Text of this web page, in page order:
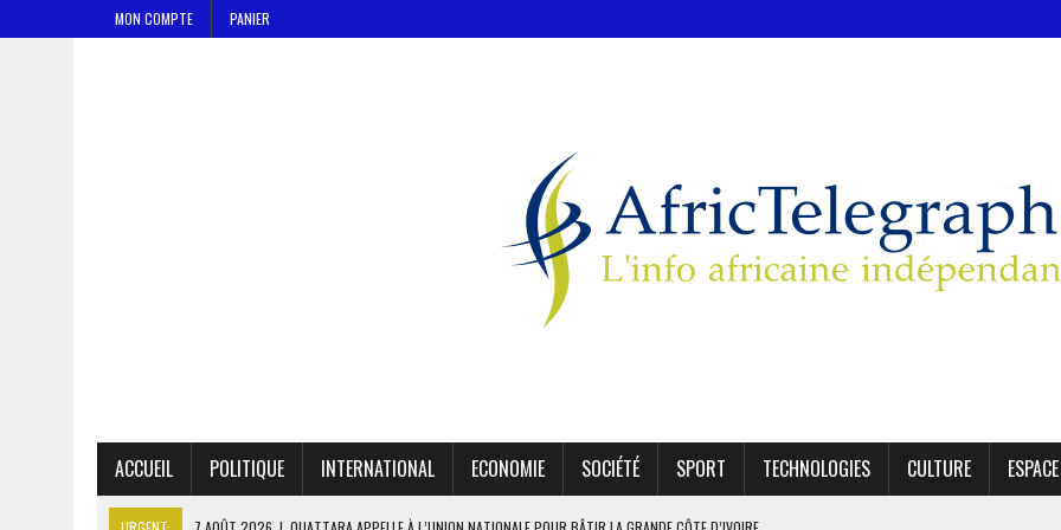
MON COMPTE PANIER
ACCUEIL POLITIQUE INTERNATIONAL ECONOMIE SOCIÉTÉ SPORT TECHNOLOGIES CULTURE